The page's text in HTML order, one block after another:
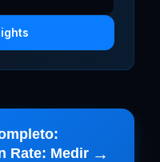
Rate: Medir